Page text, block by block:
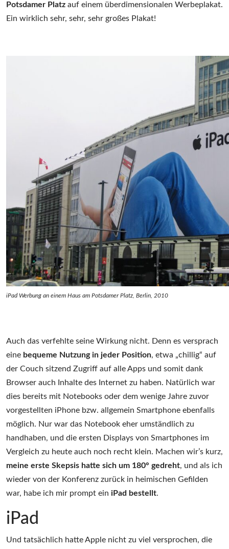
Potsdamer Platz auf einem überdimensionalen Werbeplakat.
Ein wirklich sehr, sehr, sehr großes Plakat!
iPad Werbung an einem Haus am Potsdamer Platz, Berlin, 2010
Auch das verfehlte seine Wirkung nicht. Denn es versprach
eine bequeme Nutzung in jeder Position, etwa „chillig“ auf
der Couch sitzend Zugriff auf alle Apps und somit dank
Browser auch Inhalte des Internet zu haben. Natürlich war
dies bereits mit Notebooks oder dem wenige Jahre zuvor
vorgestellten iPhone bzw. allgemein Smartphone ebenfalls
möglich. Nur war das Notebook eher umständlich zu
handhaben, und die ersten Displays von Smartphones im
Vergleich zu heute auch noch recht klein. Machen wir’s kurz,
meine erste Skepsis hatte sich um 180° gedreht, und als ich
wieder von der Konferenz zurück in heimischen Gefilden
war, habe ich mir prompt ein iPad bestellt.
iPad
Und tatsächlich hatte Apple nicht zu viel versprochen, die